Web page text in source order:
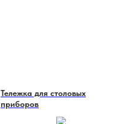
Тележка для столовых
приборов